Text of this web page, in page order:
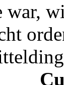
war,